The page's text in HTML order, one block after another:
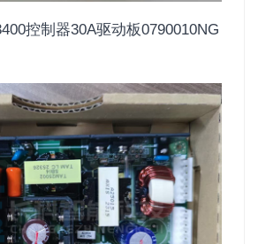
控制器30A驱动板0790010NG